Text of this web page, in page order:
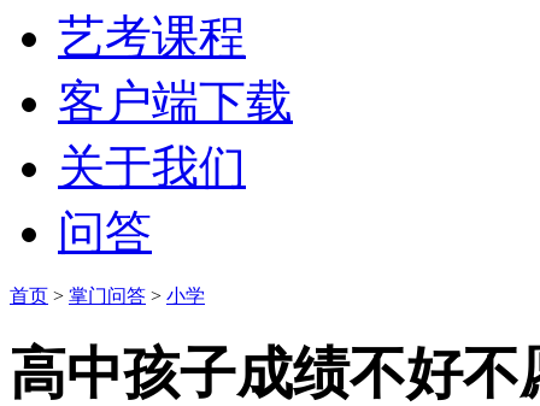
艺考课程
客户端下载
关于我们
问答
首页 > 掌门问答 > 小学
高中孩子成绩不好